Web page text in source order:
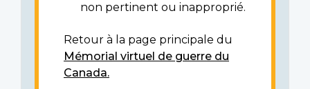
non pertinent ou inapproprié.
Retour à la page principale du
Mémorial virtuel de guerre du
Canada.